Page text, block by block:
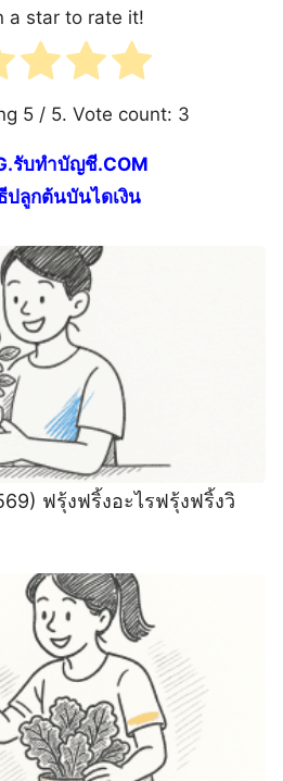
a star to rate it!
5 / 5. Vote count: 3
รับทำบัญชี.COM
ปลูกต้นบันไดเงิน
ฟรุ้งฟริ้งอะไรฟรุ้งฟริ้งวิ